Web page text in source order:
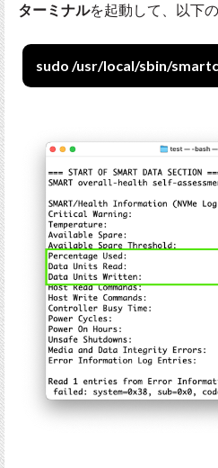
ターミナルを起動して、以下
sudo /usr/local/sbin/